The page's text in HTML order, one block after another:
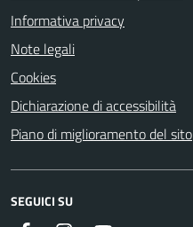
Informativa privacy
Note legali
Cookies
Dichiarazione di accessibilità
Piano di miglioramento del sito
SEGUICI SU